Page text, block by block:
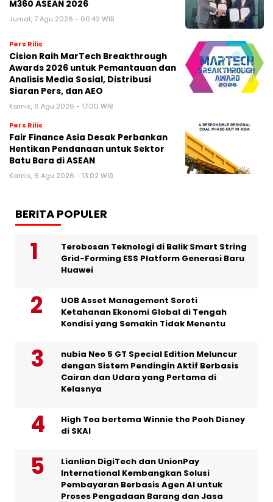
M360 ASEAN 2026
Jumat, 7 Agu 2026 - 00:42 WIB
Pers Rilis
Cision Raih MarTech Breakthrough
Awards 2026 untuk Pemantauan dan
Analisis Media Sosial, Distribusi
Siaran Pers, dan AEO
Kamis, 6 Agu 2026 - 17:00 WIB
Pers Rilis
Fair Finance Asia Desak Perbankan
Hentikan Pendanaan untuk Sektor
Batu Bara di ASEAN
Kamis, 6 Agu 2026 - 13:02 WIB
BERITA POPULER
Terobosan Teknologi di Balik Smart String
Grid-Forming ESS Platform Generasi Baru
Huawei
UOB Asset Management Soroti
Ketahanan Ekonomi Global di Tengah
Kondisi yang Semakin Tidak Menentu
nubia Neo 5 GT Special Edition Meluncur
dengan Sistem Pendingin Aktif Berbasis
Cairan dan Udara yang Pertama di
Kelasnya
High Tea bertema Winnie the Pooh Disney
di SKAI
Lianlian DigiTech dan UnionPay
International Kembangkan Solusi
Pembayaran Berbasis Agen AI untuk
Proses Pengadaan Barang dan Jasa